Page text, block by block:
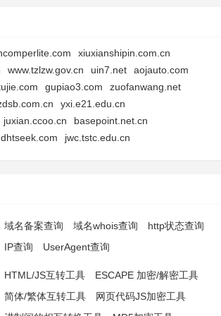
xiuxianshipin.com.cn
www.tzlzw.gov.cn uin7.net
aojauto.com
gupiao3.com
zuofanwang.net
yxi.e21.edu.cn
juxian.ccoo.cn
basepoint.net.cn
dhtseek.com jwc.tstc.edu.cn
域名备案查询 域名whois查询
http状态查询
IP查询
UserAgent查询
HTML/JS互转工具
ESCAPE 加密/解密工具
简体/繁体互转工具
网页代码JS加密工具